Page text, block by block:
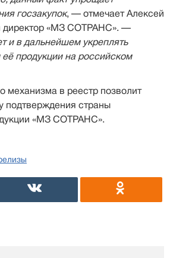
госзакупок, — отмечает Алексей
директор «МЗ СОТРАНС». —
и в дальнейшем укреплять
продукции на российском
механизма в реестр позволит
подтверждения страны
«МЗ СОТРАНС».